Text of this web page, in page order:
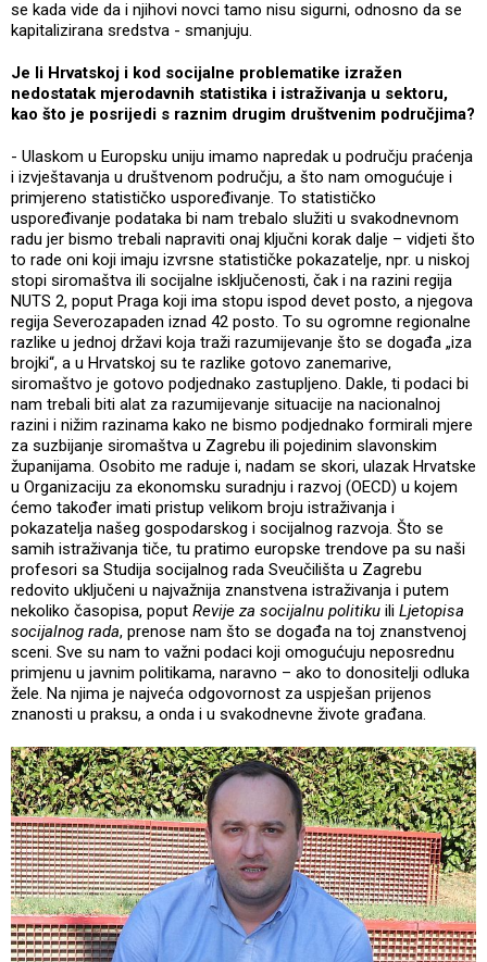
se kada vide da i njihovi novci tamo nisu sigurni, odnosno da se
kapitalizirana sredstva - smanjuju.
Je li Hrvatskoj i kod socijalne problematike izražen
nedostatak mjerodavnih statistika i istraživanja u sektoru,
kao što je posrijedi s raznim drugim društvenim područjima?
- Ulaskom u Europsku uniju imamo napredak u području praćenja
i izvještavanja u društvenom području, a što nam omogućuje i
primjereno statističko uspoređivanje. To statističko
uspoređivanje podataka bi nam trebalo služiti u svakodnevnom
radu jer bismo trebali napraviti onaj ključni korak dalje – vidjeti što
to rade oni koji imaju izvrsne statističke pokazatelje, npr. u niskoj
stopi siromaštva ili socijalne isključenosti, čak i na razini regija
NUTS 2, poput Praga koji ima stopu ispod devet posto, a njegova
regija Severozapaden iznad 42 posto. To su ogromne regionalne
razlike u jednoj državi koja traži razumijevanje što se događa „iza
brojki“, a u Hrvatskoj su te razlike gotovo zanemarive,
siromaštvo je gotovo podjednako zastupljeno. Dakle, ti podaci bi
nam trebali biti alat za razumijevanje situacije na nacionalnoj
razini i nižim razinama kako ne bismo podjednako formirali mjere
za suzbijanje siromaštva u Zagrebu ili pojedinim slavonskim
županijama. Osobito me raduje i, nadam se skori, ulazak Hrvatske
u Organizaciju za ekonomsku suradnju i razvoj (OECD) u kojem
ćemo također imati pristup velikom broju istraživanja i
pokazatelja našeg gospodarskog i socijalnog razvoja. Što se
samih istraživanja tiče, tu pratimo europske trendove pa su naši
profesori sa Studija socijalnog rada Sveučilišta u Zagrebu
redovito uključeni u najvažnija znanstvena istraživanja i putem
nekoliko časopisa, poput Revije za socijalnu politiku ili Ljetopisa
socijalnog rada, prenose nam što se događa na toj znanstvenoj
sceni. Sve su nam to važni podaci koji omogućuju neposrednu
primjenu u javnim politikama, naravno – ako to donositelji odluka
žele. Na njima je najveća odgovornost za uspješan prijenos
znanosti u praksu, a onda i u svakodnevne živote građana.